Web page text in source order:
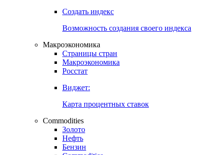
Создать индекс
Возможность создания своего индекса
Макроэкономика
Страницы стран
Макроэкономика
Росстат
Виджет:
Карта процентных ставок
Commodities
Золото
Нефть
Бензин